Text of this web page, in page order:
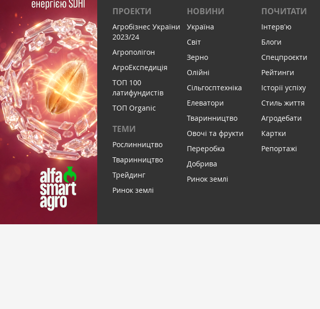
ПРОЕКТИ
Агробізнес України
2023/24
Агрополігон
АгроЕкспедиція
ТОП 100
латифундистів
ТОП Organic
ТЕМИ
Рослинництво
Тваринництво
Трейдинг
Ринок землі
НОВИНИ
Україна
Світ
Зерно
Олійні
Сільгосптехніка
Елеватори
Тваринництво
Овочі та фрукти
Переробка
Добрива
Ринок землі
ПОЧИТАТИ
Інтервʼю
Блоги
Спецпроєкти
Рейтинги
Історії успіху
Стиль життя
Агродебати
Картки
Репортажі